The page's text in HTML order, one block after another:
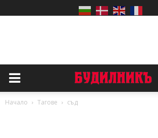
Начало Тагове съд